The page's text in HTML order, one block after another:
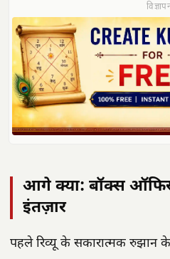
आगे क्या: बॉक्स
इंतज़ार
पहले रिव्यू के सकारात्मक रुझान